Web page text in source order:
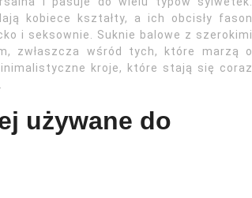
kobiece kształty, a ich obcisły fason
i seksownie. Suknie balowe z szerokimi
zwłaszcza wśród tych, które marzą o
kroje, które stają się coraz
używane do